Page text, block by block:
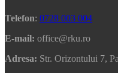
Telefon: 0728 003 004
E-mail: office@rku.ro
Adresa: Str. Orizontului 7,